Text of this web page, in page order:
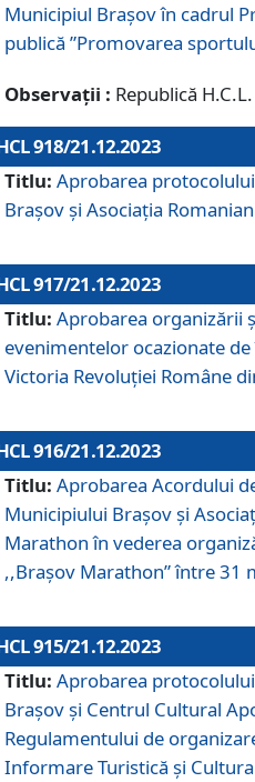
Municipiul Brașov în cadrul
publică ”Promovarea
Observații : Republică
918/21.12.2023
Titlu: Aprobarea
Brașov și Asociația
917/21.12.2023
Titlu: Aprobarea organizării
evenimentelor ocazionate
Victoria Revoluţiei Române
916/21.12.2023
Titlu: Aprobarea Acordului
Municipiului Brașov și
Marathon în vederea
,,Brașov Marathon” între 31
915/21.12.2023
Titlu: Aprobarea
Brașov și Centrul Cultural
Regulamentului de
Informare Turistică și